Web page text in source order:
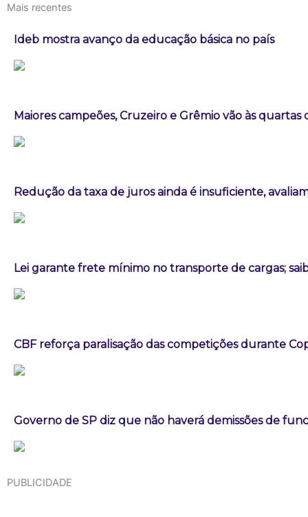
Mais recentes
Ideb mostra avanço da educação básica no país
Maiores campeões, Cruzeiro e Grêmio vão às quartas
Redução da taxa de juros ainda é insuficiente,
Lei garante frete mínimo no transporte de cargas;
CBF reforça paralisação das competições durante
Governo de SP diz que não haverá demissões de
PUBLICIDADE